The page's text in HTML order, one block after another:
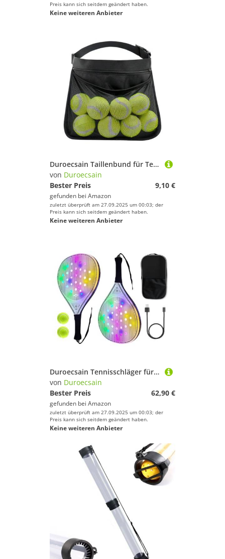
Preis kann sich seitdem geändert haben.
Keine weiteren Anbieter
Duroecsain Taillenbund für Tennisbälle – Tasche für Golfbälle – atmungsaktive Tasche für Baseballzubehör, tragbare Hüfttasche für Golf und Fitnessstudio
von Duroecsain
Bester Preis
9,10 €
gefunden bei Amazon
zuletzt überprüft am 27.09.2025 um 00:03; der
Preis kann sich seitdem geändert haben.
Keine weiteren Anbieter
Duroecsain Tennisschläger für Damen, Tennisschläger mit USB-Ladung und EVA-Aufladung, Kohlefaser, inklusive 2 Bällen und Zubehör für tägliches Training und Outdoor
von Duroecsain
Bester Preis
62,90 €
gefunden bei Amazon
zuletzt überprüft am 27.09.2025 um 00:03; der
Preis kann sich seitdem geändert haben.
Keine weiteren Anbieter